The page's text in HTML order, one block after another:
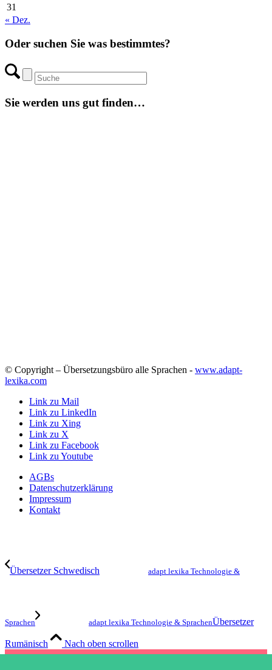
31
« Dez.
Oder suchen Sie was bestimmtes?
Sie werden uns gut finden…
© Copyright – Übersetzungsbüro alle Sprachen - www.adapt-
lexika.com
Link zu Mail
Link zu LinkedIn
Link zu Xing
Link zu X
Link zu Facebook
Link zu Youtube
AGBs
Datenschutzerklärung
Impressum
Kontakt
Übersetzer Schwedisch adapt lexika Technologie &
Sprachen adapt lexika Technologie & SprachenÜbersetzer
Rumänisch Nach oben scrollen